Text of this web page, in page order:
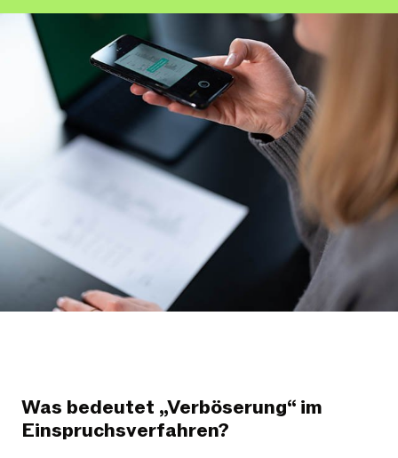
Was bedeutet „Verböserung“ im
Einspruchsverfahren?